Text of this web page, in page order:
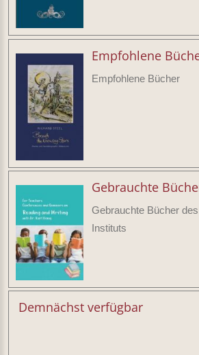
Empfohlene
Empfohlene Bücher
Gebrauchte
Gebrauchte Bücher
Instituts
Demnächst verfügbar